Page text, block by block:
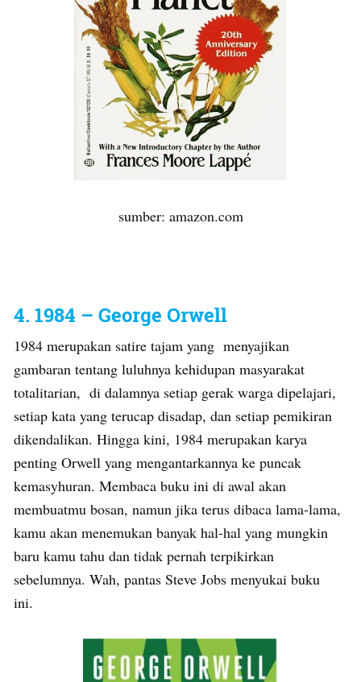
sumber: amazon.com
4. 1984 – George Orwell
1984 merupakan satire tajam yang menyajikan
gambaran tentang luluhnya kehidupan masyarakat
totalitarian, di dalamnya setiap gerak warga dipelajari,
setiap kata yang terucap disadap, dan setiap pemikiran
dikendalikan. Hingga kini, 1984 merupakan karya
penting Orwell yang mengantarkannya ke puncak
kemasyhuran. Membaca buku ini di awal akan
membuatmu bosan, namun jika terus dibaca lama-lama,
kamu akan menemukan banyak hal-hal yang mungkin
baru kamu tahu dan tidak pernah terpikirkan
sebelumnya. Wah, pantas Steve Jobs menyukai buku
ini.